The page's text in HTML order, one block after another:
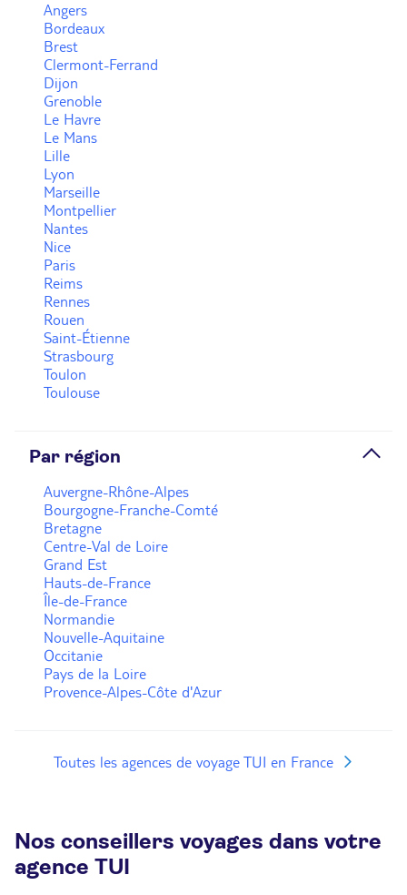
Angers
Bordeaux
Brest
Clermont-Ferrand
Dijon
Grenoble
Le Havre
Le Mans
Lille
Lyon
Marseille
Montpellier
Nantes
Nice
Paris
Reims
Rennes
Rouen
Saint-Étienne
Strasbourg
Toulon
Toulouse
Par région
Auvergne-Rhône-Alpes
Bourgogne-Franche-Comté
Bretagne
Centre-Val de Loire
Grand Est
Hauts-de-France
Île-de-France
Normandie
Nouvelle-Aquitaine
Occitanie
Pays de la Loire
Provence-Alpes-Côte d'Azur
Toutes les agences de voyage TUI en France
Nos conseillers voyages dans votre
agence TUI